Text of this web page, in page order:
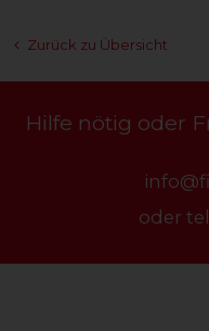
Zurück zu Übersicht
Hilfe nötig oder
oder